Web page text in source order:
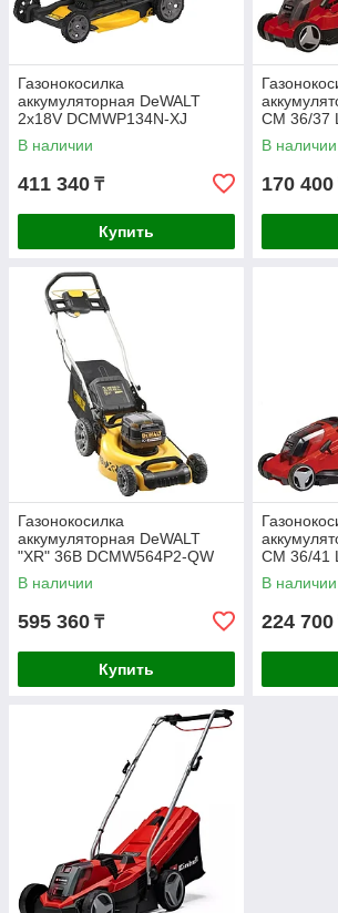
Газонокосилка
аккумуляторная DeWALT
2х18V DCMWP134N-XJ
В наличии
411 340 ₸
Купить
CM 36/37
В наличии
170 400
Газонокосилка
аккумуляторная DeWALT
"XR" 36В DCMW564P2-QW
В наличии
595 360 ₸
Купить
CM 36/41
В наличии
224 700